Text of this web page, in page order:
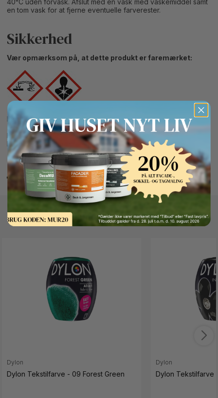
40°C uden forvask. Afslut med en vask med vaskemiddel samt
en tom vask for at fjerne eventuelle farverester.
Sikkerhed
Vær opmærksom på, at dette produkt er faremærket:
Fare
H317 - Kan forårsage allergisk hudreaktion.
H319 - Forårsager alvorlig øjenirritation.
Sikkerhedsdatablad
Andre kunder kigger også på
Dylon
Dylon Tekstilfarve - 09 Forest Green
Dylon
Dylon Tekstilfarve
Button Text